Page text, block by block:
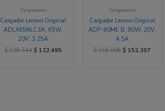
Cargadores
Cargador Lenovo Original
ADLX65NLC3A, 65W,
20V, 3.25A
$128.744 $ 122.495
Cargadores
Cargador Lenovo Original
ADP-90ME B, 90W, 20V,
4.5A
$166.008 $ 152.307